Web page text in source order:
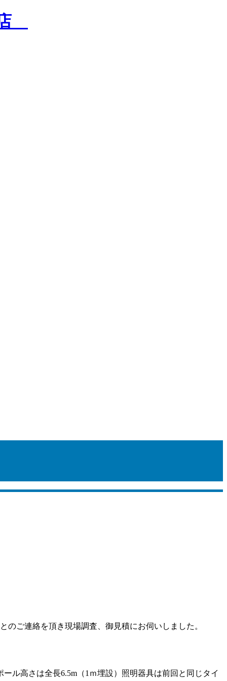
ご連絡を頂き現場調査、御見積にお伺いしました。
ル高さは全長6.5m（1ｍ埋設）照明器具は前回と同じタイ